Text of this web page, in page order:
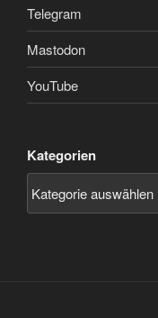
Telegram
Mastodon
YouTube
Kategorien